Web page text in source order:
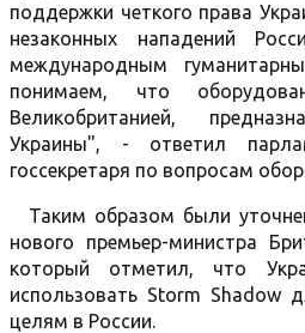
поддержки четкого права
незаконных нападений
международным
понимаем, что
Великобританией,
Украины", - ответил
госсекретаря по вопросам
Таким образом были
нового премьер-министра
который отметил, что
использовать Storm Shadow
целям в России.